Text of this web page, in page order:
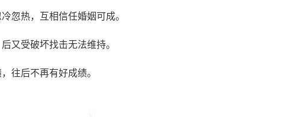
忽热，互相信任婚姻可成。
又受破坏找击无法维持。
往后不再有好成绩。